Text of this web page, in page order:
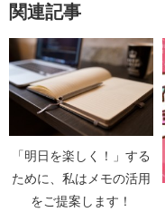
関連記事
「明日を楽しく！」する
ために、私はメモの活用
をご提案します！